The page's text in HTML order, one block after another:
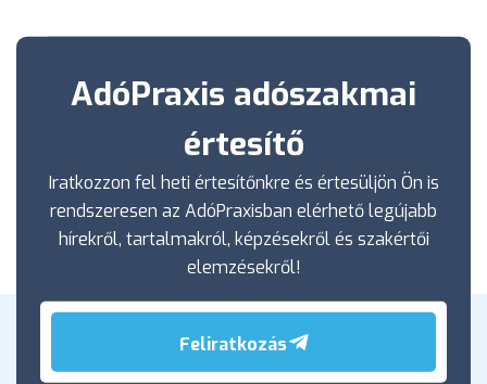
AdóPraxis adószakmai
értesítő
Iratkozzon fel heti értesítőnkre és értesüljön Ön is
rendszeresen az AdóPraxisban elérhető legújabb
hírekről, tartalmakról, képzésekről és szakértői
elemzésekről!
Feliratkozás